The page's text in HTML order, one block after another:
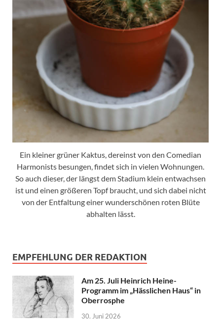
Ein kleiner grüner Kaktus, dereinst von den Comedian
Harmonists besungen, findet sich in vielen Wohnungen.
So auch dieser, der längst dem Stadium klein entwachsen
ist und einen größeren Topf braucht, und sich dabei nicht
von der Entfaltung einer wunderschönen roten Blüte
abhalten lässt.
EMPFEHLUNG DER REDAKTION
Am 25. Juli Heinrich Heine-
Programm im „Hässlichen Haus“ in
Oberrosphe
30. Juni 2026